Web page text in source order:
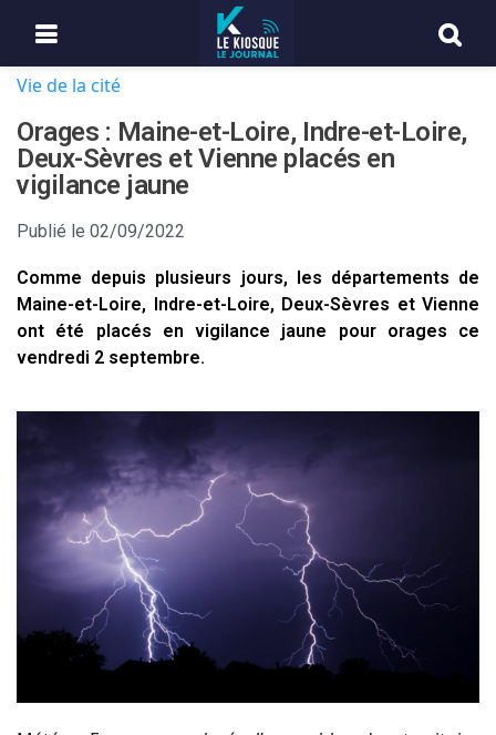
Vie de la cité
Orages : Maine-et-Loire, Indre-et-Loire,
Deux-Sèvres et Vienne placés en
vigilance jaune
Publié le 02/09/2022
Comme depuis plusieurs jours, les départements de
Maine-et-Loire, Indre-et-Loire, Deux-Sèvres et Vienne
ont été placés en vigilance jaune pour orages ce
vendredi 2 septembre.